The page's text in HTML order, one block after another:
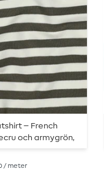
– French
och armygrön,
/ meter